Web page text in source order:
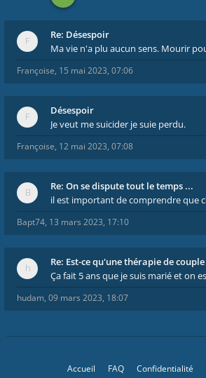
Re: Désespoir
Ma vie n'a plu aucun sens. Mourir
Françoise, 15 mai 2023, 07:06
Désespoir
Je veut me suicider je suie perdu.
Françoise, 12 mai 2023, 07:08
Re: On se dispute tout le temps ...
il est important de comprendre que
Bapt74, 13 mars 2023, 17:10
Re: Est-ce qu'une thérapie de
Ça fait 5 ans que je suis marié et on
hudam, 09 mars 2023, 18:07
Accueil FAQ Confidentialité